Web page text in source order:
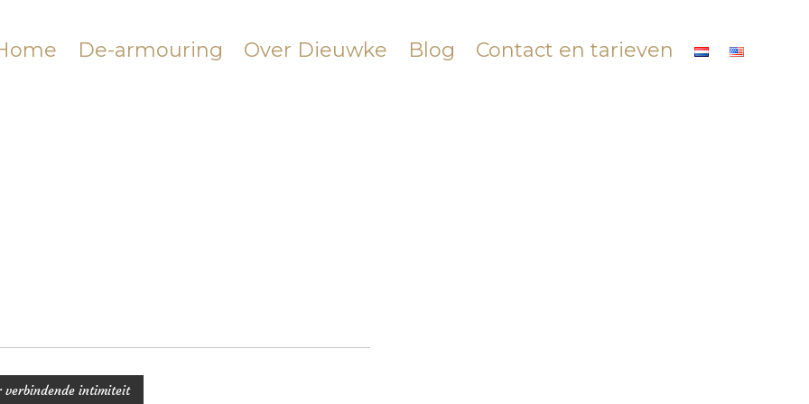
De-armouring Over Dieuwke Blog Contact en tarieven
verbindende intimiteit